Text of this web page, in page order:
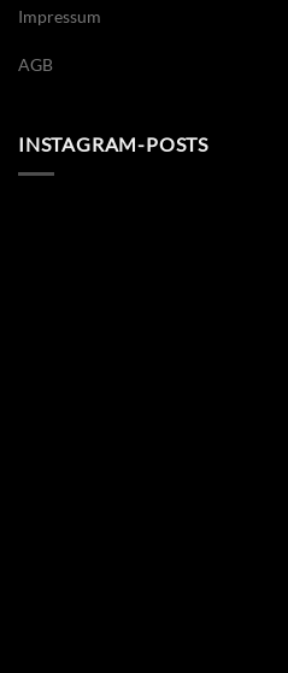
Impressum
AGB
INSTAGRAM-POSTS